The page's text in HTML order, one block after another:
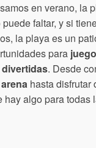
en verano, la
faltar, y si
la playa es un
para
. Desde
hasta disfrutar
hay algo para todas